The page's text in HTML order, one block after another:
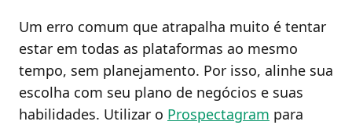
Um erro comum que atrapalha muito é tentar
estar em todas as plataformas ao mesmo
tempo, sem planejamento. Por isso, alinhe sua
escolha com seu plano de negócios e suas
habilidades. Utilizar o Prospectagram para